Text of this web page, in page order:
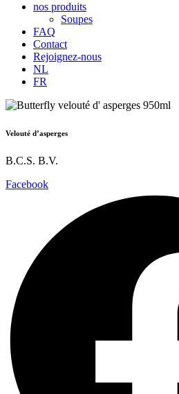
nos produits
Soupes
FAQ
Contact
Rejoignez-nous
NL
FR
Velouté d’asperges
B.C.S. B.V.
Facebook